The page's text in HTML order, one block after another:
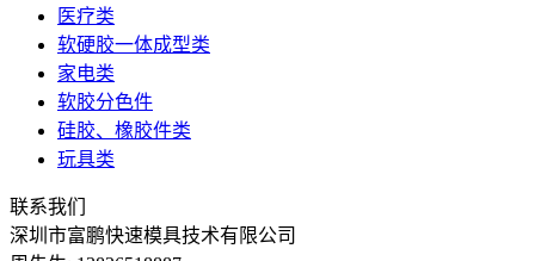
医疗类
软硬胶一体成型类
家电类
软胶分色件
硅胶、橡胶件类
玩具类
联系我们
深圳市富鹏快速模具技术有限公司